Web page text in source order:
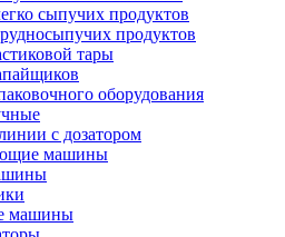
сыпучих продуктов
продуктов
тары
оборудования
с дозатором
машины
машины